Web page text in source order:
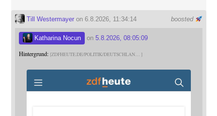
boosted
Till Westermayeron 6.8.2026, 11:34:14
Katharina Nocun on 5.8.2026, 08:05:09
Hintergrund: ZDFHEUTE.DE/POLITIK/DEUTSCHLAN